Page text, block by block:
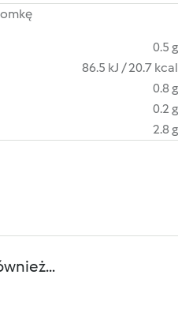
0.5 g
86.5 kJ / 20.7 kcal
0.8 g
0.2 g
2.8 g